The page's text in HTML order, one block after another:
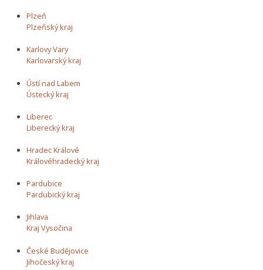
Plzeň
Plzeňský kraj
Karlovy Vary
Karlovarský kraj
Ústí nad Labem
Ústecký kraj
Liberec
Liberecký kraj
Hradec Králové
Královéhradecký kraj
Pardubice
Pardubický kraj
Jihlava
Kraj Vysočina
České Budějovice
Jihočeský kraj